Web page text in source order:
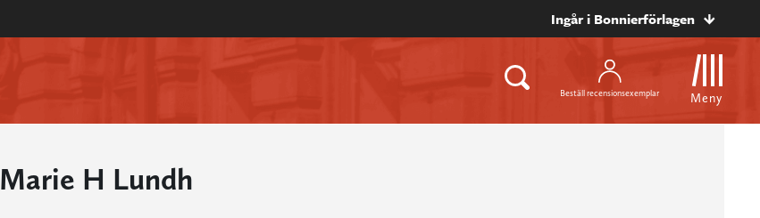
Ingår i Bonnierförlagen
Beställ recensionsexemplar Meny
Marie H Lundh